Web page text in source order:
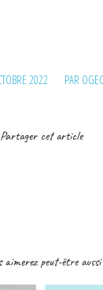
2022
/ PAR OGEC
Partager cet article
aimerez peut-être aussi